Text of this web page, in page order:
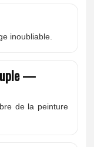
inoubliable.
—
de la peinture